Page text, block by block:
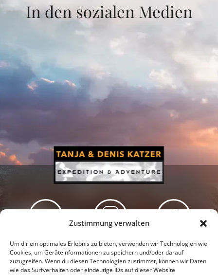
Zustimmung verwalten
Um dir ein optimales Erlebnis zu bieten, verwenden wir Technologien wie
Cookies, um Geräteinformationen zu speichern und/oder darauf
zuzugreifen. Wenn du diesen Technologien zustimmst, können wir Daten
wie das Surfverhalten oder eindeutige IDs auf dieser Website
In den sozialen Medien
Newsletter Podcast Facebook